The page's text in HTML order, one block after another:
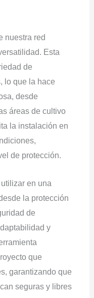
nuestra red
Esta
de
lo que la hace
desde
áreas de cultivo
la instalación en
de protección.
en una
la protección
de
y
que
garantizando que
seguras y libres